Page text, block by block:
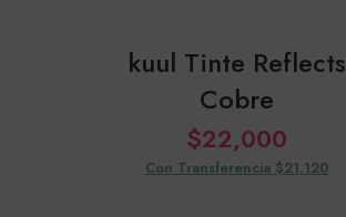
kuul Tinte Reflects
Cobre
$22,000
Con Transferencia $21,120